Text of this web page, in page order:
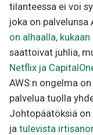
tilanteessa ei voi
joka on palvelunsa
on alhaalla,
saattoivat juhlia,
Netflix ja
AWS:n ongelma
palvelua tuolla
Johtopäätöksiä on
ja tulevista